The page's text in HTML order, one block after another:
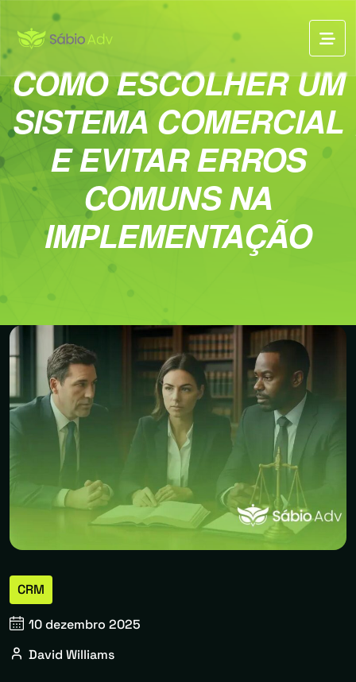
COMO ESCOLHER UM
SISTEMA COMERCIAL
E EVITAR ERROS
COMUNS NA
IMPLEMENTAÇÃO
CRM
10 dezembro 2025
David Williams